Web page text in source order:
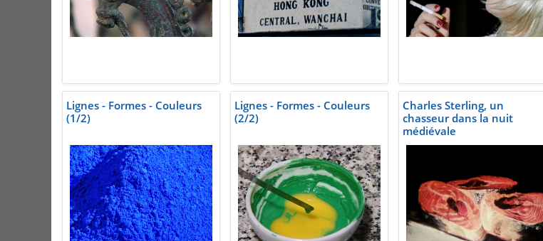
Lignes - Formes - Couleurs
(1/2)
Lignes - Formes - Couleurs
(2/2)
Charles Sterling, un
chasseur dans la nuit
médiévale